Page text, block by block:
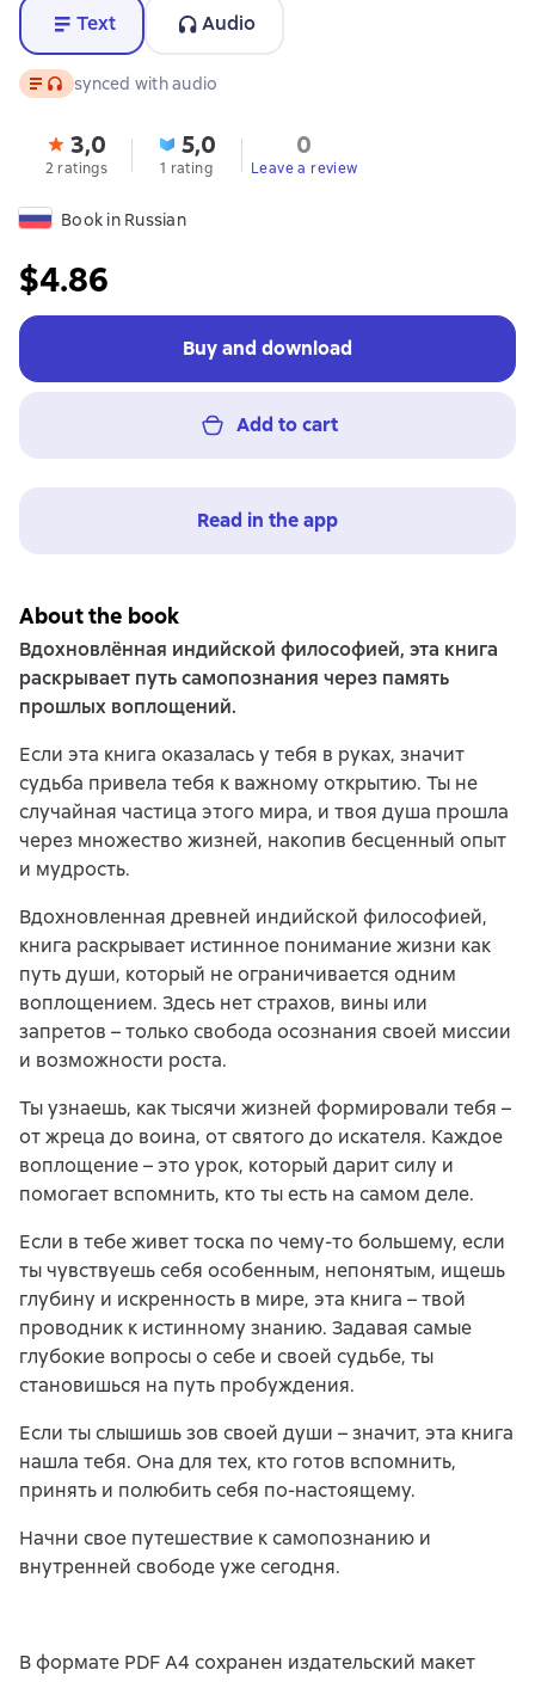
Text Audio
Text, audio format available
synced with audio
3,0
2 ratings
5,0
1 rating
0
Leave a review
Book in Russian
$4.86
Buy and download
Add to cart
Read in the app
About the book
Вдохновлённая индийской философией, эта книга
раскрывает путь самопознания через память
прошлых воплощений.
Если эта книга оказалась у тебя в руках, значит
судьба привела тебя к важному открытию. Ты не
случайная частица этого мира, и твоя душа прошла
через множество жизней, накопив бесценный опыт
и мудрость.
Вдохновленная древней индийской философией,
книга раскрывает истинное понимание жизни как
путь души, который не ограничивается одним
воплощением. Здесь нет страхов, вины или
запретов – только свобода осознания своей миссии
и возможности роста.
Ты узнаешь, как тысячи жизней формировали тебя –
от жреца до воина, от святого до искателя. Каждое
воплощение – это урок, который дарит силу и
помогает вспомнить, кто ты есть на самом деле.
Если в тебе живет тоска по чему-то большему, если
ты чувствуешь себя особенным, непонятым, ищешь
глубину и искренность в мире, эта книга – твой
проводник к истинному знанию. Задавая самые
глубокие вопросы о себе и своей судьбе, ты
становишься на путь пробуждения.
Если ты слышишь зов своей души – значит, эта книга
нашла тебя. Она для тех, кто готов вспомнить,
принять и полюбить себя по-настоящему.
Начни свое путешествие к самопознанию и
внутренней свободе уже сегодня.
В формате PDF A4 сохранен издательский макет